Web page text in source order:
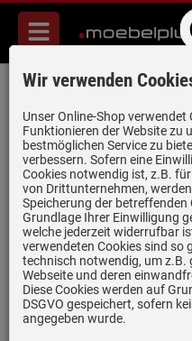
Menü
Franke Strata STG
114.0657.828
Artikel-Nummer:19978493 |
EAN:7612986092035
Wir verwenden
Unser Online-Shop
Funktionieren der Website zu
bestmöglichen Service zu
verbessern. Sofern eine
Cookies notwendig ist, z.B.
von Drittunternehmen,
Speicherung der
Grundlage Ihrer Einwilligung
welche jederzeit widerrufbar
verwendeten Cookies sind so
technisch notwendig, um z.B.
Webseite und deren
Diese Cookies werden auf
DSGVO gespeichert, sofern
angegeben wurde.